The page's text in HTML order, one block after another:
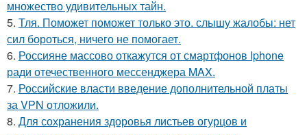
множество удивительных тайн.
5. Тля. Поможет поможет только это. слышу жалобы: нет
сил бороться, ничего не помогает.
6. Россияне массово откажутся от смартфонов Iphone
ради отечественного мессенджера MAX.
7. Российские власти введение дополнительной платы
за VPN отложили.
8. Для сохранения здоровья листьев огурцов и